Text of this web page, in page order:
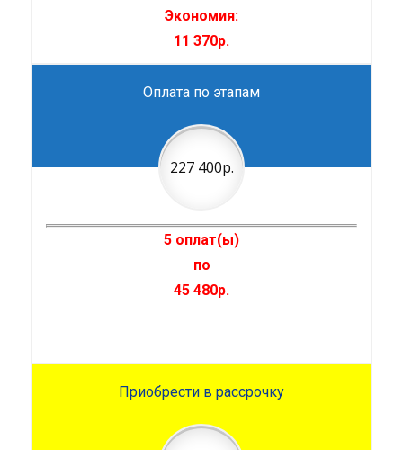
Экономия:
11 370р.
Оплата по этапам
227 400р.
5 оплат(ы)
по
45 480р.
Приобрести в рассрочку